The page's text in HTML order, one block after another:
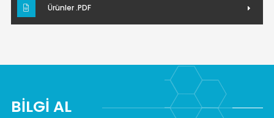
Ürünler .PDF
BİLGİ AL